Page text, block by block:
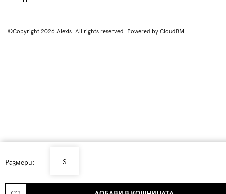
Размери: S
©Copyright 2026 Alexis. All rights reserved. Powered by CloudBM.